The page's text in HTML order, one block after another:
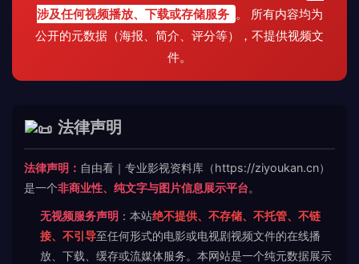
涉及任何视频播放、下载或存储服务 。 所有内容均为
公开的元数据（海报、简介、评分等），不提供视频文
件。
法律声明
法律声明： 自由看｜专业影视资料库（https://ziyoukan.cn）
是一个非商业性、纯文字与图片信息展示平台。
无视频服务声明 ：本站绝不提供、不存储、不托管、不链
接、不引导至任何形式的电影或电视剧视频文件的在线播
放、下载、缓存或流媒体服务。本网站是一个纯元数据展示